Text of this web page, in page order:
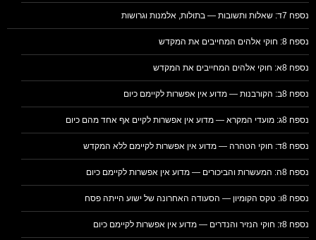
נספח 7ד: שאלות ותשובות — בתולות, אלמנות וגרושות
נספח 8: חוקי אלהים המחייבים את המקדש
נספח 8א: חוקי אלהים המחייבים את המקדש
נספח 8ב: הקורבנות — מדוע אין אפשרות לקיימם כיום
נספח 8ג: מועדי המקרא — מדוע אין אפשרות לקיים אף אחד מהם כיום
נספח 8ד: חוקי הטהרה — מדוע אין אפשרות לקיימם ללא המקדש
נספח 8ה: המעשרות והביכורים — מדוע אין אפשרות לקיימם כיום
נספח 8ו: טקס הקומיון — הסעודה האחרונה של ישוע הייתה פסח
נספח 8ז: חוקי הנזיר והנדרים — מדוע אין אפשרות לקיימם כיום